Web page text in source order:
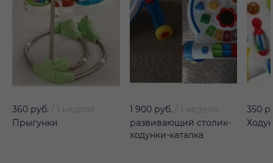
360 руб.
1 неделя
Прыгунки
1 900 руб.
1 неделя
развивающий столик-
ходунки-каталка
350